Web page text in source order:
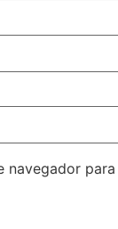
navegador